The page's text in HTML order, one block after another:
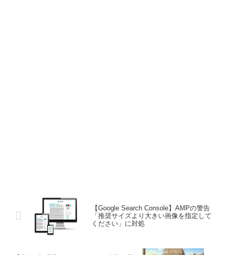
【Google Search Console】AMPの警告
「推奨サイズより大きい画像を指定して
ください」に対処